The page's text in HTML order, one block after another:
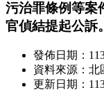
污治罪條例等案
官偵結提起公訴。
發佈日期：
資料來源：北
更新日期：